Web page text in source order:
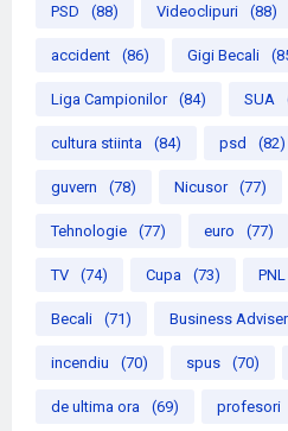
PSD (88) Videoclipuri (88)
accident (86) Gigi Becali
Liga Campionilor (84) SUA
cultura stiinta (84) psd (82)
guvern (78) Nicusor (77)
Tehnologie (77) euro (77)
TV (74) Cupa (73) PNL
Becali (71) Business Adviser
incendiu (70) spus (70)
de ultima ora (69) profesori